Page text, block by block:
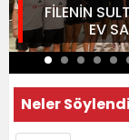
FİLENİN
EV
Neler